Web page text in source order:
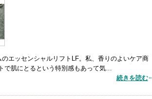
エッセンシャルリフトLF。私、香りのよいケア商
で肌にとるという特別感もあって気…
続きを読む